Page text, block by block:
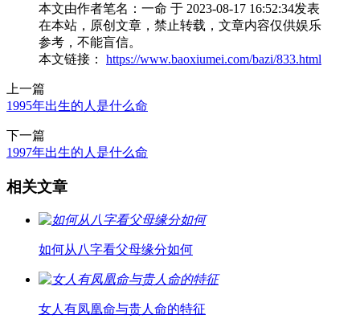
本文由作者笔名：一命 于 2023-08-17 16:52:34发表
在本站，原创文章，禁止转载，文章内容仅供娱乐
参考，不能盲信。
本文链接： https://www.baoxiumei.com/bazi/833.html
上一篇
1995年出生的人是什么命
下一篇
1997年出生的人是什么命
相关文章
如何从八字看父母缘分如何
女人有凤凰命与贵人命的特征